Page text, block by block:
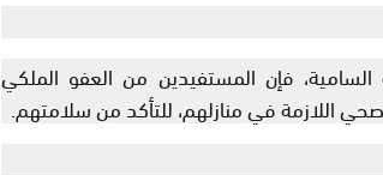
السامية، فإن المستفيدين من العفو الملكي
اللازمة في منازلهم، للتأكد من سلامتهم.